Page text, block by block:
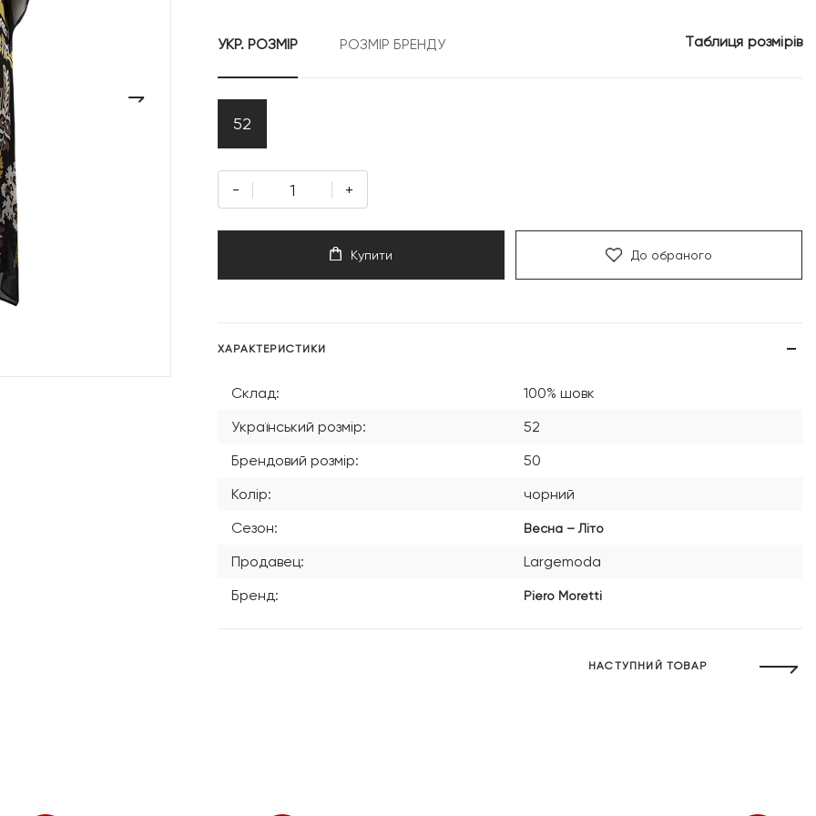
999 грн.
УКР. РОЗМІР РОЗМІР БРЕНДУ Таблиця розмірів
52
- +
Купити До обраного
ХАРАКТЕРИСТИКИ
Склад:
100% шовк
Український розмір:
52
Брендовий розмір:
50
Колір:
чорний
Сезон:
Весна – Літо
Продавец:
Largemoda
Бренд:
Piero Moretti
НАСТУПНИЙ ТОВАР